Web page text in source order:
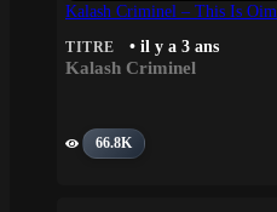
Kalash Criminel – This Is Oim
TITRE • il y a 3 ans
Kalash Criminel
66.8K